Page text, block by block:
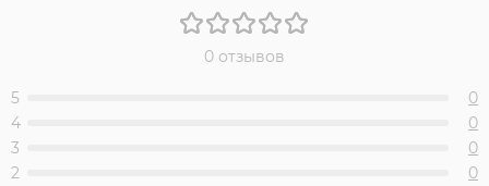
0 отзывов
5
0
4
0
3
0
2
0